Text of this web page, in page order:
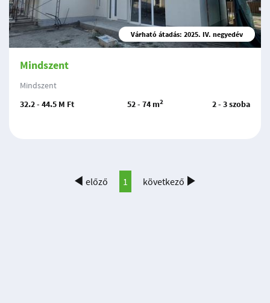
Várható átadás: 2025. IV. negyedév
Mindszent
Mindszent
32.2 - 44.5 M Ft
52 - 74 m2 2 - 3 szoba
előző 1 következő